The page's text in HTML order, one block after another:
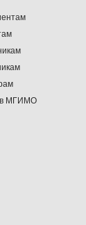
в МГИМО